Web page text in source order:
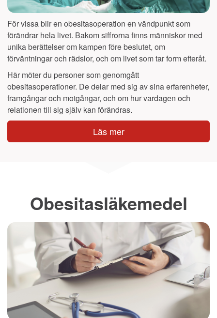
För vissa blir en obesitasoperation en vändpunkt som
förändrar hela livet. Bakom siffrorna finns människor med
unika berättelser om kampen före beslutet, om
förväntningar och rädslor, och om livet som tar form efteråt.
Här möter du personer som genomgått
obesitasoperationer. De delar med sig av sina erfarenheter,
framgångar och motgångar, och om hur vardagen och
relationen till sig själv kan förändras.
Läs mer
Obesitasläkemedel